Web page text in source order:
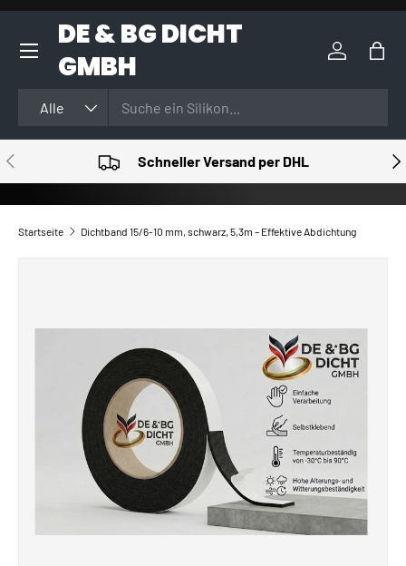
DIREKT ZUM INHALT
DE & BG DICHT
GMBH
Alle
Einloggen
VORHERIGE Schneller Versand per DHL
Startseite Dichtband 15/6-10 mm, schwarz, 5,3m – Effektive Abdichtung